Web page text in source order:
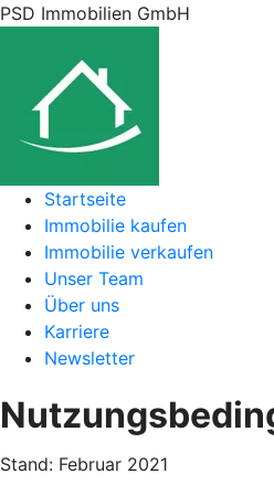
PSD Immobilien GmbH
Startseite
Immobilie kaufen
Immobilie verkaufen
Unser Team
Über uns
Karriere
Newsletter
Stand: Februar 2021